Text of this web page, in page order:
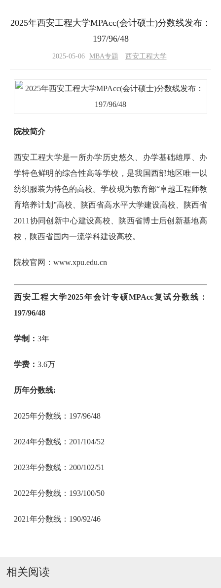
2025年西安工程大学MPAcc(会计硕士)分数线发布：
197/96/48
2025-05-06 MBA专题 西安工程大学
院校简介
西安工程大学是一所办学历史悠久、办学基础雄厚、办
学特色鲜明的综合性高等学校，是我国西部地区唯一以
纺织服装为特色的高校。学校现为教育部“卓越工程师教
育培养计划”高校、陕西省高水平大学建设高校、陕西省
2011协同创新中心建设高校、陕西省博士后创新基地高
校，陕西省国内一流学科建设高校。
院校官网：www.xpu.edu.cn
西安工程大学2025年会计专硕MPAcc复试分数线：
197/96/48
学制：3年
学费：3.6万
历年分数线:
2025年分数线：197/96/48
2024年分数线：201/104/52
2023年分数线：200/102/51
2022年分数线：193/100/50
2021年分数线：190/92/46
相关阅读